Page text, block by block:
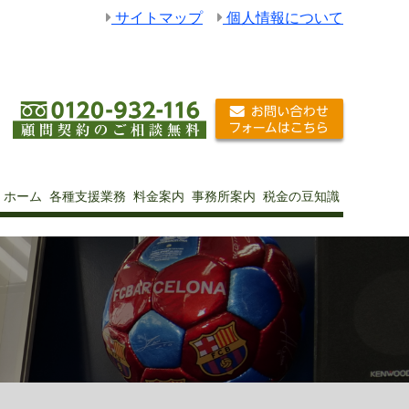
サイトマップ 個人情報について
ホーム 各種支援業務 料金案内 事務所案内 税金の豆知識